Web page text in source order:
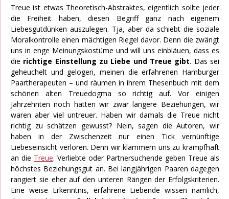
Treue ist etwas Theoretisch-Abstraktes, eigentlich sollte jeder
die Freiheit haben, diesen Begriff ganz nach eigenem
Liebesgutdünken auszulegen. Tja, aber da schiebt die soziale
Moralkontrolle einen mächtigen Riegel davor. Denn die zwängt
uns in enge Meinungskostüme und will uns einbläuen, dass es
die richtige Einstellung zu Liebe und Treue gibt. Das sei
geheuchelt und gelogen, meinen die erfahrenen Hamburger
Paartherapeuten – und räumen in ihrem Thesenbuch mit dem
schönen alten Treuedogma so richtig auf. Vor einigen
Jahrzehnten noch hatten wir zwar längere Beziehungen, wir
waren aber viel untreuer. Haben wir damals die Treue nicht
richtig zu schätzen gewusst? Nein, sagen die Autoren, wir
haben in der Zwischenzeit nur einen Tick vernünftige
Liebeseinsicht verloren. Denn wir klammern uns zu krampfhaft
an die Treue. Verliebte oder Partnersuchende geben Treue als
höchstes Beziehungsgut an. Bei langjährigen Paaren dagegen
rangiert sie eher auf den unteren Rängen der Erfolgskriterien.
Eine weise Erkenntnis, erfahrene Liebende wissen nämlich,